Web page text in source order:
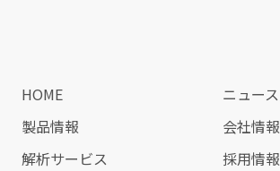
HOME
製品情報
解析サービス
ニュース
会社情報
採用情報